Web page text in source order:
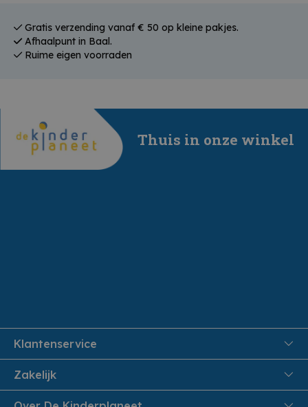
Gratis verzending vanaf € 50 op kleine pakjes.
Afhaalpunt in Baal.
Ruime eigen voorraden
Thuis in onze winkel
Klantenservice
FAQ
Veiligheid en Privacy
Zakelijk
Onthaalouders